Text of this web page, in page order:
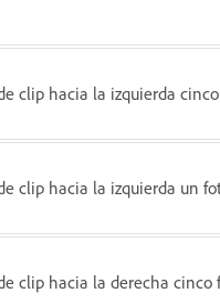
clip hacia la izquierda
clip hacia la izquierda un
clip hacia la derecha cinco